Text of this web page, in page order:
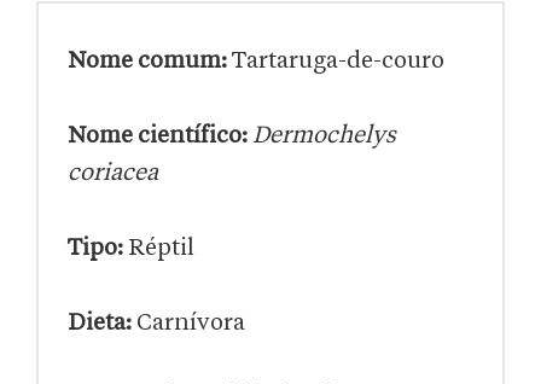
Nome comum:Tartaruga-de-couro
Nome científico:Dermochelys
coriacea
Tipo: Réptil
Dieta: Carnívora